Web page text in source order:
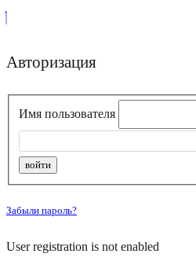
Авторизация
Имя пользователя
Забыли пароль?
User registration is not enabled